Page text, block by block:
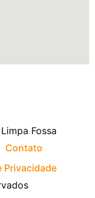
Fossa
Contato
Privacidade